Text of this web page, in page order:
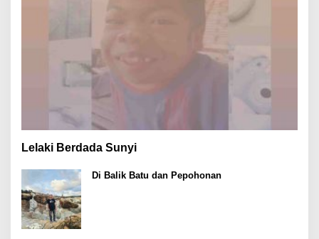
Lelaki Berdada Sunyi
Di Balik Batu dan Pepohonan